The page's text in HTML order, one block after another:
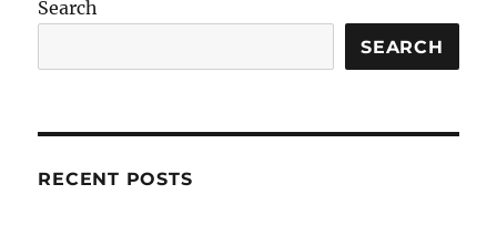
Search
SEARCH
RECENT POSTS